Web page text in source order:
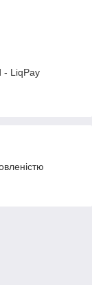
- LiqPay